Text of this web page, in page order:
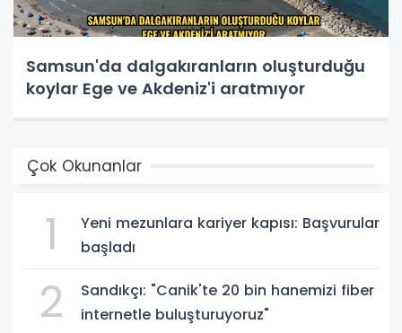
Samsun'da dalgakıranların oluşturduğu
koylar Ege ve Akdeniz'i aratmıyor
Çok Okunanlar
1
Yeni mezunlara kariyer kapısı: Başvurular
başladı
2
Sandıkçı: "Canik'te 20 bin hanemizi fiber
internetle buluşturuyoruz"